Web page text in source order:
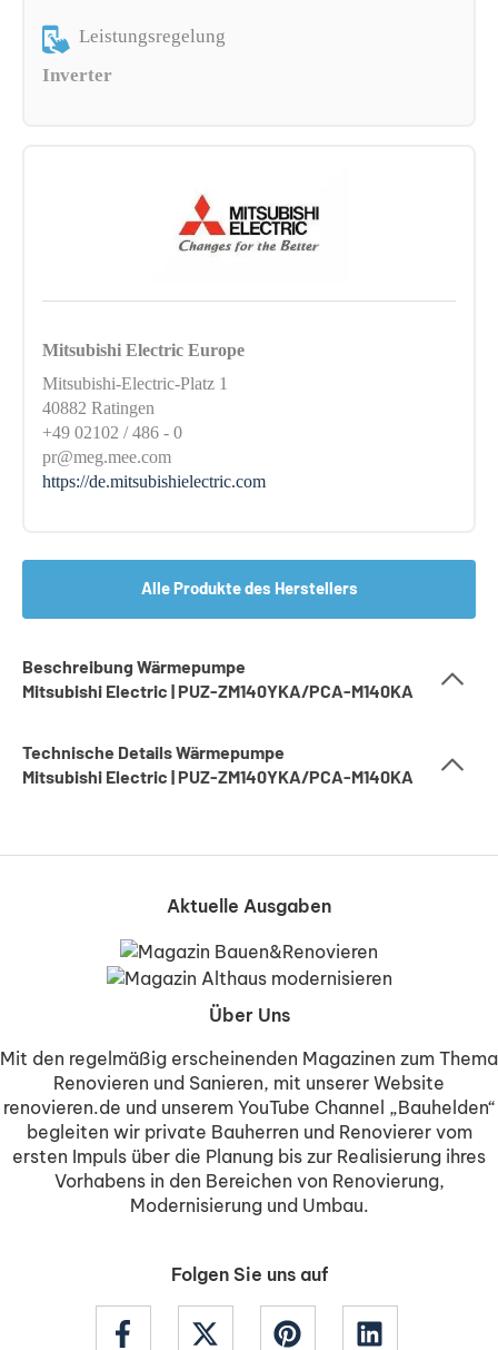
Leistungsregelung
Inverter
Mitsubishi Electric Europe
Mitsubishi-Electric-Platz 1
40882 Ratingen
+49 02102 / 486 - 0
pr@meg.mee.com
https://de.mitsubishielectric.com
Alle Produkte des Herstellers
Beschreibung Wärmepumpe
Mitsubishi Electric | PUZ-ZM140YKA/PCA-M140KA
Technische Details Wärmepumpe
Mitsubishi Electric | PUZ-ZM140YKA/PCA-M140KA
Aktuelle Ausgaben
Über Uns
Mit den regelmäßig erscheinenden Magazinen zum Thema
Renovieren und Sanieren, mit unserer Website
renovieren.de und unserem YouTube Channel „Bauhelden“
begleiten wir private Bauherren und Renovierer vom
ersten Impuls über die Planung bis zur Realisierung ihres
Vorhabens in den Bereichen von Renovierung,
Modernisierung und Umbau.
Folgen Sie uns auf